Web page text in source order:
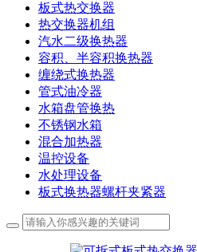
板式热交换器
热交换器机组
汽水二级换热器
容积、半容积换热器
缠绕式换热器
管式油冷器
水箱盘管换热
不锈钢水箱
混合加热器
温控设备
水处理设备
板式换热器螺杆夹紧器